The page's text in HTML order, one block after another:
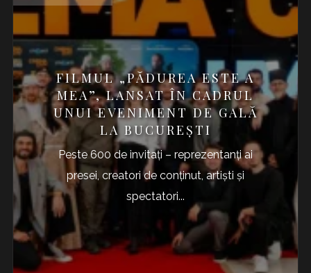
FILMUL „PĂDUREA ESTE A
MEA”, LANSAT ÎN CADRUL
UNUI EVENIMENT DE GALĂ
LA BUCUREȘTI
Peste 600 de invitați – reprezentanți ai
presei, creatori de conținut, artiști și
spectatori...